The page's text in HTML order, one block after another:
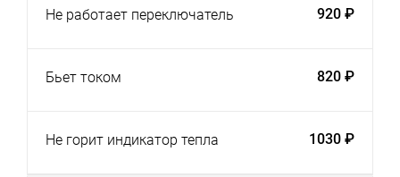
Не работает переключатель 920 ₽
Бьет током 820 ₽
Не горит индикатор тепла 1030 ₽